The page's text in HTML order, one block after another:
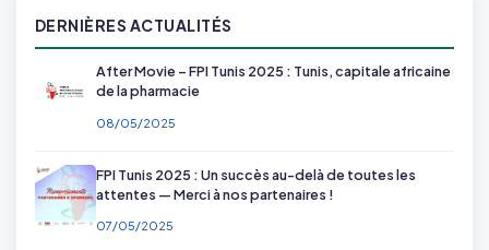
DERNIÈRES ACTUALITÉS
After Movie – FPI Tunis 2025 : Tunis, capitale africaine
de la pharmacie
08/05/2025
FPI Tunis 2025 : Un succès au-delà de toutes les
attentes — Merci à nos partenaires !
07/05/2025